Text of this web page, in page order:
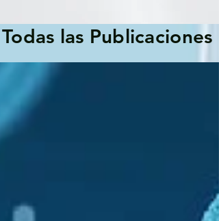
Todas las Publicaciones